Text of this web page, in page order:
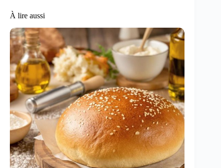
À lire aussi